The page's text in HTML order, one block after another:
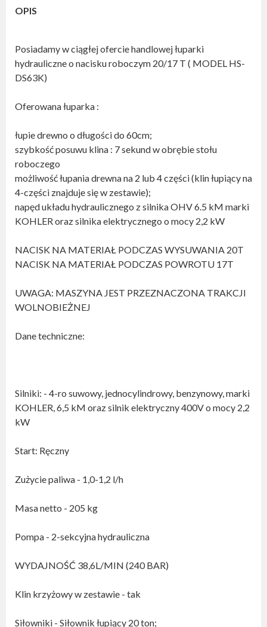
OPIS
Posiadamy w ciągłej ofercie handlowej łuparki
hydrauliczne o nacisku roboczym 20/17 T ( MODEL HS-
DS63K)
Oferowana łuparka :
łupie drewno o długości do 60cm;
szybkość posuwu klina : 7 sekund w obrębie stołu
roboczego
możliwość łupania drewna na 2 lub 4 części (klin łupiący na
4-części znajduje się w zestawie);
napęd układu hydraulicznego z silnika OHV 6.5 kM marki
KOHLER oraz silnika elektrycznego o mocy 2,2 kW
NACISK NA MATERIAŁ PODCZAS WYSUWANIA 20T
NACISK NA MATERIAŁ PODCZAS POWROTU 17T
UWAGA: MASZYNA JEST PRZEZNACZONA TRAKCJI
WOLNOBIEŻNEJ
Dane techniczne:
Silniki: - 4-ro suwowy, jednocylindrowy, benzynowy, marki
KOHLER, 6,5 kM oraz silnik elektryczny 400V o mocy 2,2
kW
Start: Ręczny
Zużycie paliwa - 1,0-1,2 l/h
Masa netto - 205 kg
Pompa - 2-sekcyjna hydrauliczna
WYDAJNOŚĆ 38,6L/MIN (240 BAR)
Klin krzyżowy w zestawie - tak
Siłowniki - Siłownik łupiący 20 ton;